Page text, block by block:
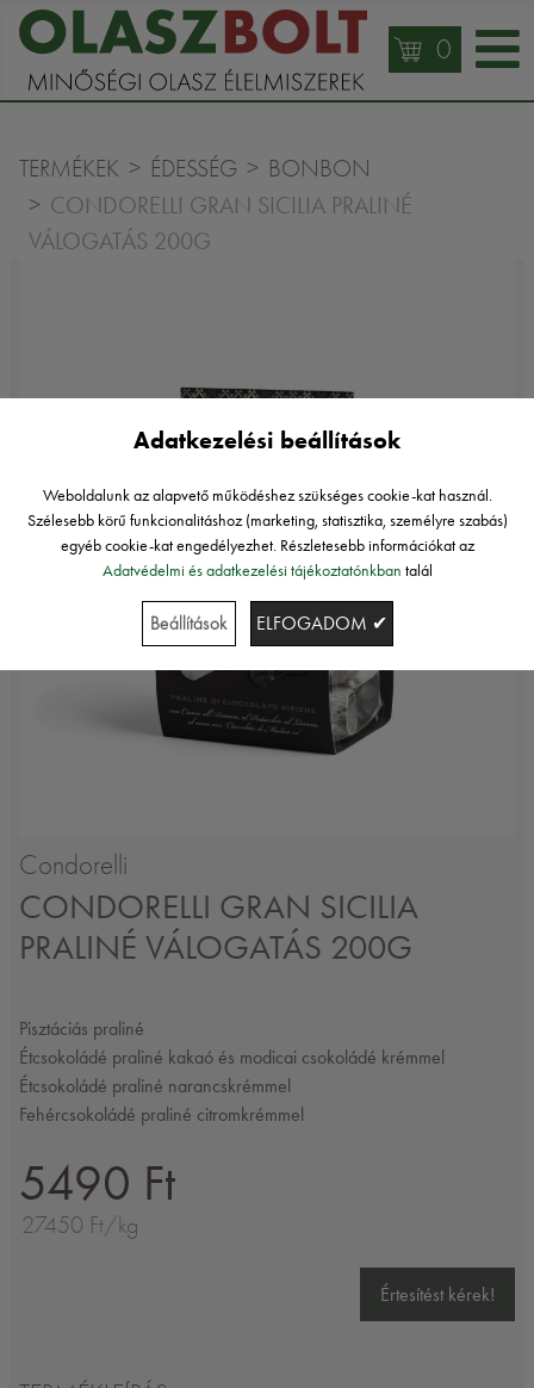
0
TERMÉKEK ÉDESSÉG BONBON
CONDORELLI GRAN SICILIA PRALINÉ
VÁLOGATÁS 200G
Condorelli
CONDORELLI GRAN SICILIA
PRALINÉ VÁLOGATÁS 200G
Pisztáciás praliné
Étcsokoládé praliné kakaó és modicai csokoládé krémmel
Étcsokoládé praliné narancskrémmel
Fehércsokoládé praliné citromkrémmel
5490 Ft
27450 Ft/kg
Értesítést kérek!
Adatkezelési beállítások
Weboldalunk az alapvető működéshez szükséges cookie-kat használ.
Szélesebb körű funkcionalitáshoz (marketing, statisztika, személyre szabás)
egyéb cookie-kat engedélyezhet. Részletesebb információkat az
Adatvédelmi és adatkezelési tájékoztatónkban talál
Beállítások ELFOGADOM ✔